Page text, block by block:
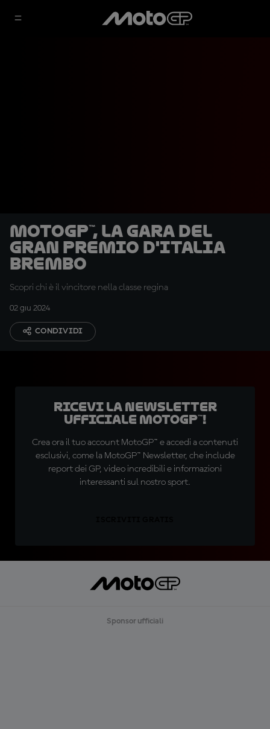
MotoGP™, la gara del
Gran Premio d'Italia
Brembo
Scopri chi è il vincitore nella classe regina
02 giu 2024
CONDIVIDI
Ricevi la newsletter
ufficiale MotoGP™!
Crea ora il tuo account MotoGP™ e accedi a contenuti
esclusivi, come la MotoGP™ Newsletter, che include
report dei GP, video incredibili e informazioni
interessanti sul nostro sport.
Sponsor ufficiali